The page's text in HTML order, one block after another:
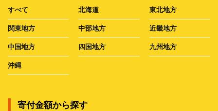
すべて 北海道 東北地方
関東地方 中部地方 近畿地方
中国地方 四国地方 九州地方
沖縄
寄付金額から探す